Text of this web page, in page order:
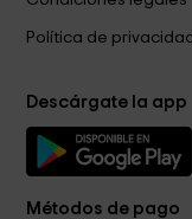
Política de privacidad
Descárgate la app
Métodos de pago